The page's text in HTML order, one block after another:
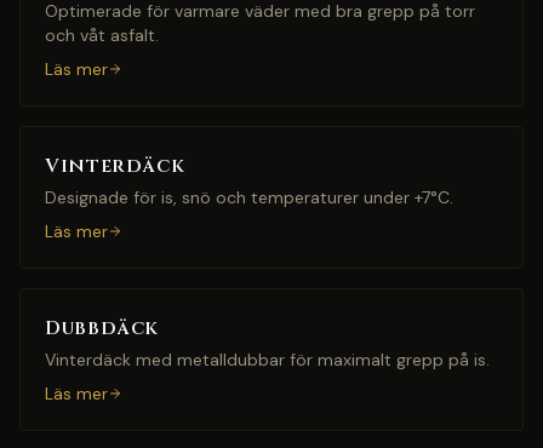
Optimerade för varmare väder med bra grepp på torr
och våt asfalt.
Läs mer
Vinterdäck
Designade för is, snö och temperaturer under +7°C.
Läs mer
Dubbdäck
Vinterdäck med metalldubbar för maximalt grepp på is.
Läs mer